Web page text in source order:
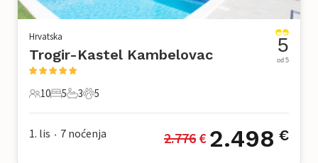
Hrvatska
Trogir-Kastel Kambelovac
10 Gosti
10
5 Spavaće sobe
5
3 Kupaonice
3
5 Kućni ljubimac
5
5
od 5
1. lis • 7 noćenja 2.776 € 2.498 €